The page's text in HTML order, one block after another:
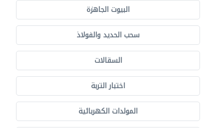
البيوت الجاهزة
سحب الحديد والفولاذ
السقالات
اختبار التربة
المولدات الكهربائية